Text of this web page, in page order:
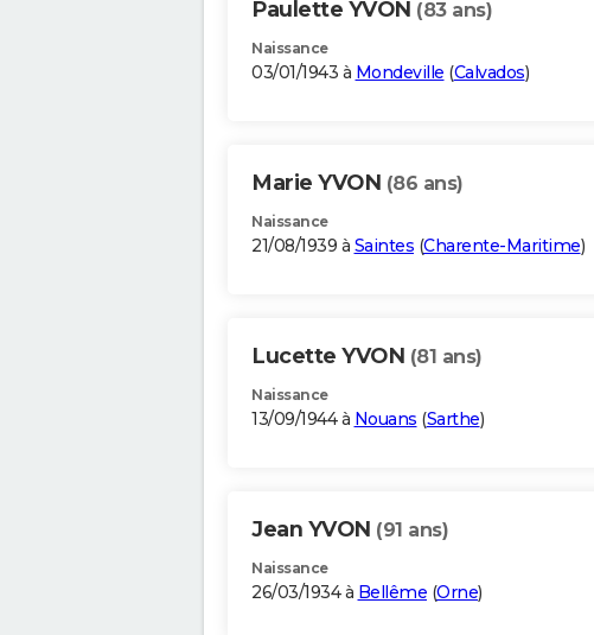
Paulette YVON (83 ans)
Naissance
03/01/1943 à Mondeville (Calvados)
Marie YVON (86 ans)
Naissance
21/08/1939 à Saintes (Charente-Maritime)
Lucette YVON (81 ans)
Naissance
13/09/1944 à Nouans (Sarthe)
Jean YVON (91 ans)
Naissance
26/03/1934 à Bellême (Orne)